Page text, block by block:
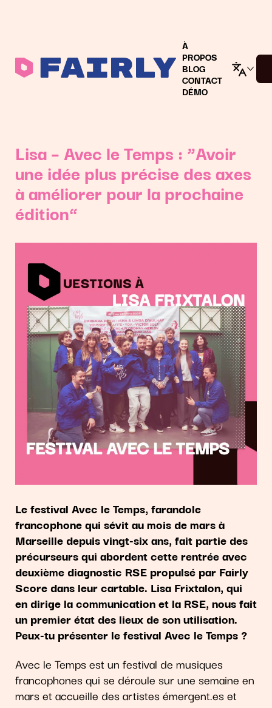
À
PROPOS
BLOG
CONTACT
DÉMO
Lisa – Avec le Temps : “Avoir
une idée plus précise des axes
à améliorer pour la prochaine
édition”
Le festival Avec le Temps, farandole
francophone qui sévit au mois de mars à
Marseille depuis vingt-six ans, fait partie des
précurseurs qui abordent cette rentrée avec
deuxième diagnostic RSE propulsé par Fairly
Score dans leur cartable. Lisa Frixtalon, qui
en dirige la communication et la RSE, nous fait
un premier état des lieux de son utilisation.
Peux-tu présenter le festival Avec le Temps ?
Avec le Temps est un festival de musiques
francophones qui se déroule sur une semaine en
mars et accueille des artistes émergent.es et